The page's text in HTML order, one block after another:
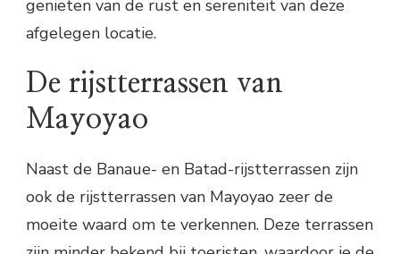
genieten van de rust en sereniteit van deze
afgelegen locatie.
De rijstterrassen van
Mayoyao
Naast de Banaue- en Batad-rijstterrassen zijn
ook de rijstterrassen van Mayoyao zeer de
moeite waard om te verkennen. Deze terrassen